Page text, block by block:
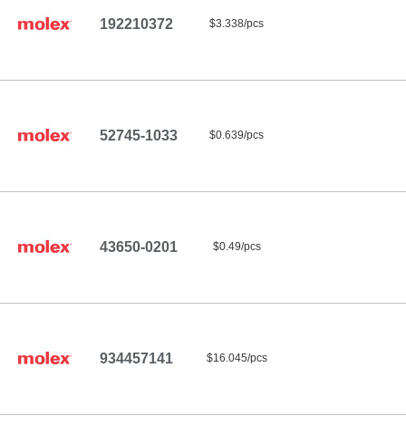
192210372 $3.338/pcs
52745-1033 $0.639/pcs
43650-0201 $0.49/pcs
934457141 $16.045/pcs